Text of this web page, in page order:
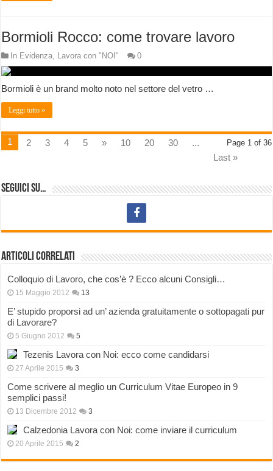
Bormioli Rocco: come trovare lavoro
In Evidenza, Lavora con "NOI" 0
Bormioli è un brand molto noto nel settore del vetro …
Leggi tutto »
Page 1 of 36
1 2 3 4 5 » 10 20 30
...
Last »
Seguici su…
Articoli correlati
Colloquio di Lavoro, che cos’è ? Ecco alcuni Consigli…
15 Maggio 2012 13
E’ stupido proporsi ad un’ azienda gratuitamente o sottopagati pur
di Lavorare?
5 Giugno 2012 5
Tezenis Lavora con Noi: ecco come candidarsi
27 Aprile 2015 3
Come scrivere al meglio un Curriculum Vitae Europeo in 9
semplici passi!
13 Dicembre 2012 3
Calzedonia Lavora con Noi: come inviare il curriculum
20 Aprile 2015 2